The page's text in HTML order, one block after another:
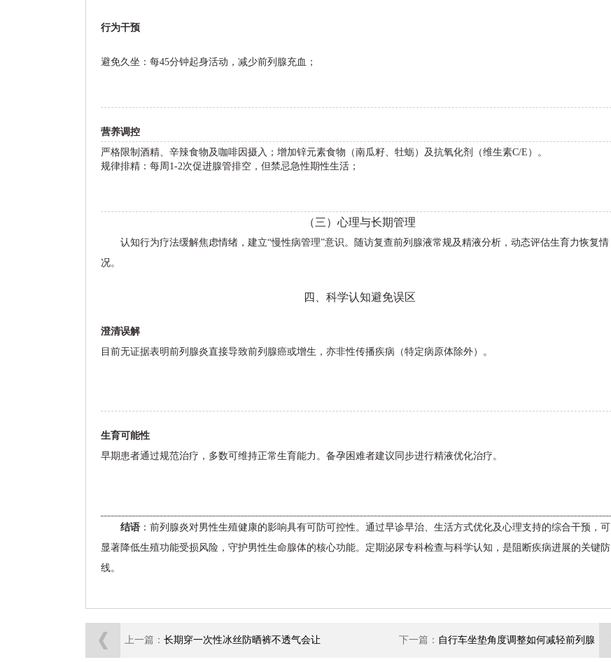
行为干预
避免久坐：每45分钟起身活动，减少前列腺充血；
规律排精：每周1-2次促进腺管排空，但禁忌急性期性生活；
营养调控
严格限制酒精、辛辣食物及咖啡因摄入；增加锌元素食物（南瓜籽、牡蛎）及抗氧化剂（维生素C/E）。
（三）心理与长期管理
认知行为疗法缓解焦虑情绪，建立“慢性病管理”意识。随访复查前列腺液常规及精液分析，动态评估生育力恢复情
况。
四、科学认知避免误区
澄清误解
目前无证据表明前列腺炎直接导致前列腺癌或增生，亦非性传播疾病（特定病原体除外）。
生育可能性
早期患者通过规范治疗，多数可维持正常生育能力。备孕困难者建议同步进行精液优化治疗。
结语 ：前列腺炎对男性生殖健康的影响具有可防可控性。通过早诊早治、生活方式优化及心理支持的综合干预，可
显著降低生殖功能受损风险，守护男性生命腺体的核心功能。定期泌尿专科检查与科学认知，是阻断疾病进展的关键防
线。
上一篇： 长期穿一次性冰丝防晒裤不透气会让 下一篇： 自行车坐垫角度调整如何减轻前列腺